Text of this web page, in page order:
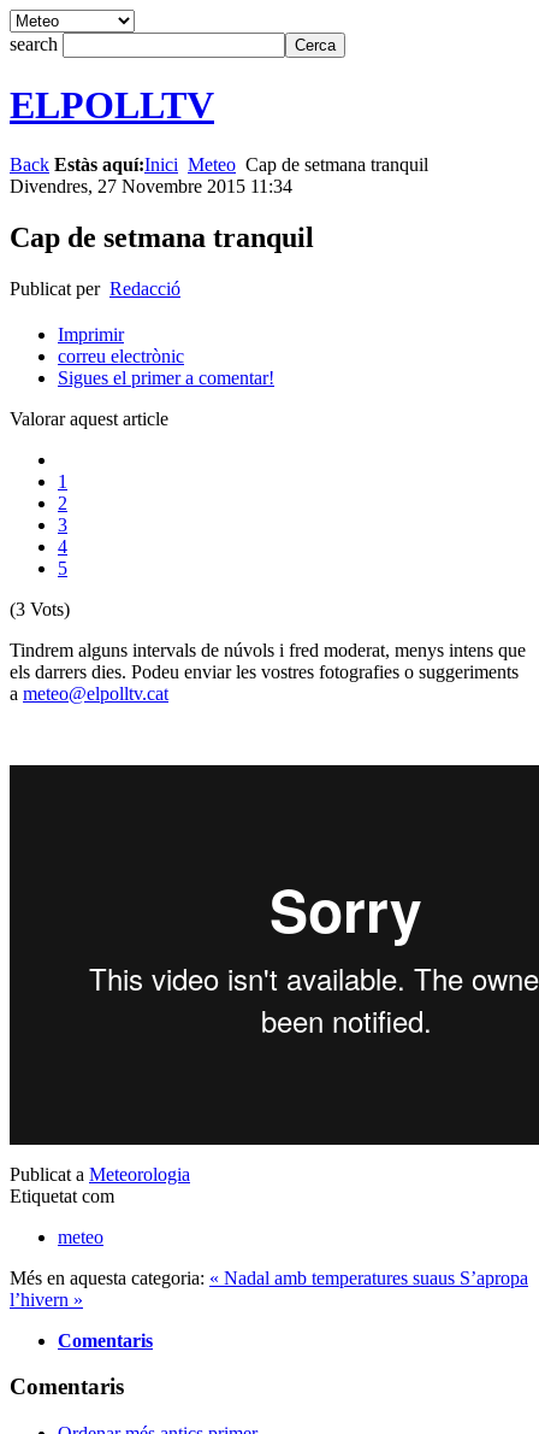
search
ELPOLLTV
Back Estàs aquí:Inici Meteo Cap de setmana tranquil
Divendres, 27 Novembre 2015 11:34
Cap de setmana tranquil
Publicat per Redacció
Imprimir
correu electrònic
Sigues el primer a comentar!
Valorar aquest article
1
2
3
4
5
(3 Vots)
Tindrem alguns intervals de núvols i fred moderat, menys intens que
els darrers dies. Podeu enviar les vostres fotografies o suggeriments
a meteo@elpolltv.cat
Publicat a Meteorologia
Etiquetat com
meteo
Més en aquesta categoria: « Nadal amb temperatures suaus S’apropa
l’hivern »
Comentaris
Comentaris